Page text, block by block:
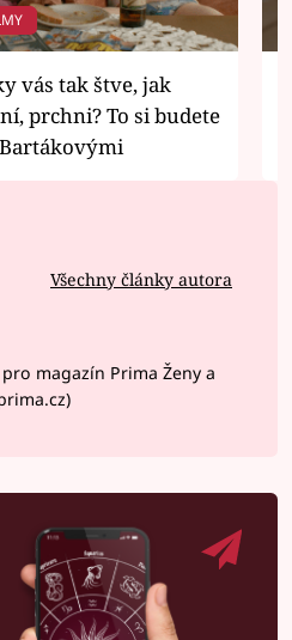
vás tak štve, jak
prchni? To si budete
Všechny články autora
magazín Prima Ženy a